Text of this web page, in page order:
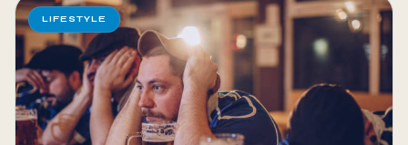
LIFESTYLE